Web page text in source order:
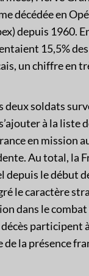
décédée en
depuis 1960.
15,5%
un chiffre en
deux soldats
à la liste
en mission
Au total, la
depuis le début
le caractère
dans le
participent
de la présence